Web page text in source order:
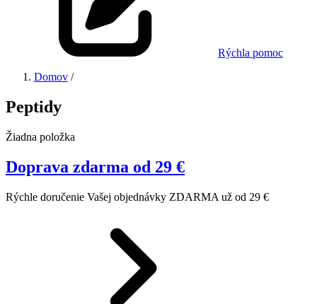
Rýchla pomoc
Domov /
Peptidy
Žiadna položka
Doprava zdarma od 29 €
Rýchle doručenie Vašej objednávky ZDARMA už od 29 €